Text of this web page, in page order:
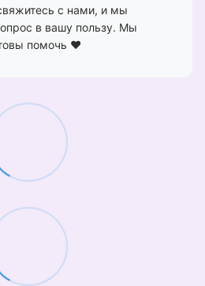
с нами, и мы
в вашу пользу. Мы
помочь ❤️